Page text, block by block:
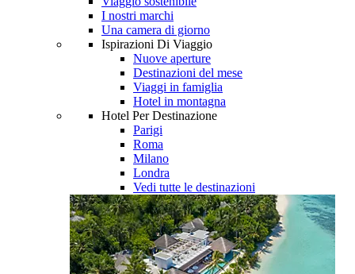
I nostri marchi
Una camera di giorno
Ispirazioni Di Viaggio
Nuove aperture
Destinazioni del mese
Viaggi in famiglia
Hotel in montagna
Hotel Per Destinazione
Parigi
Roma
Milano
Londra
Vedi tutte le destinazioni